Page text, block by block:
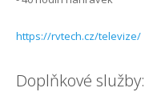
https://rvtech.cz/televize/
Doplňkové služby: